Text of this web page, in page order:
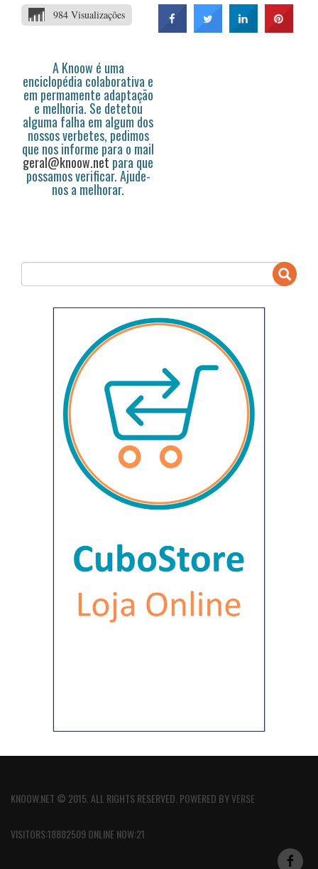
984 Visualizações
A Knoow é uma
enciclopédia colaborativa e
em permamente adaptação
e melhoria. Se detetou
alguma falha em algum dos
nossos verbetes, pedimos
que nos informe para o mail
geral@knoow.net para que
possamos verificar. Ajude-
nos a melhorar.
KNOOW.NET © 2015. ALL RIGHTS RESERVED. POWERED BYVERSE
VISITORS:18882509 ONLINE NOW:21